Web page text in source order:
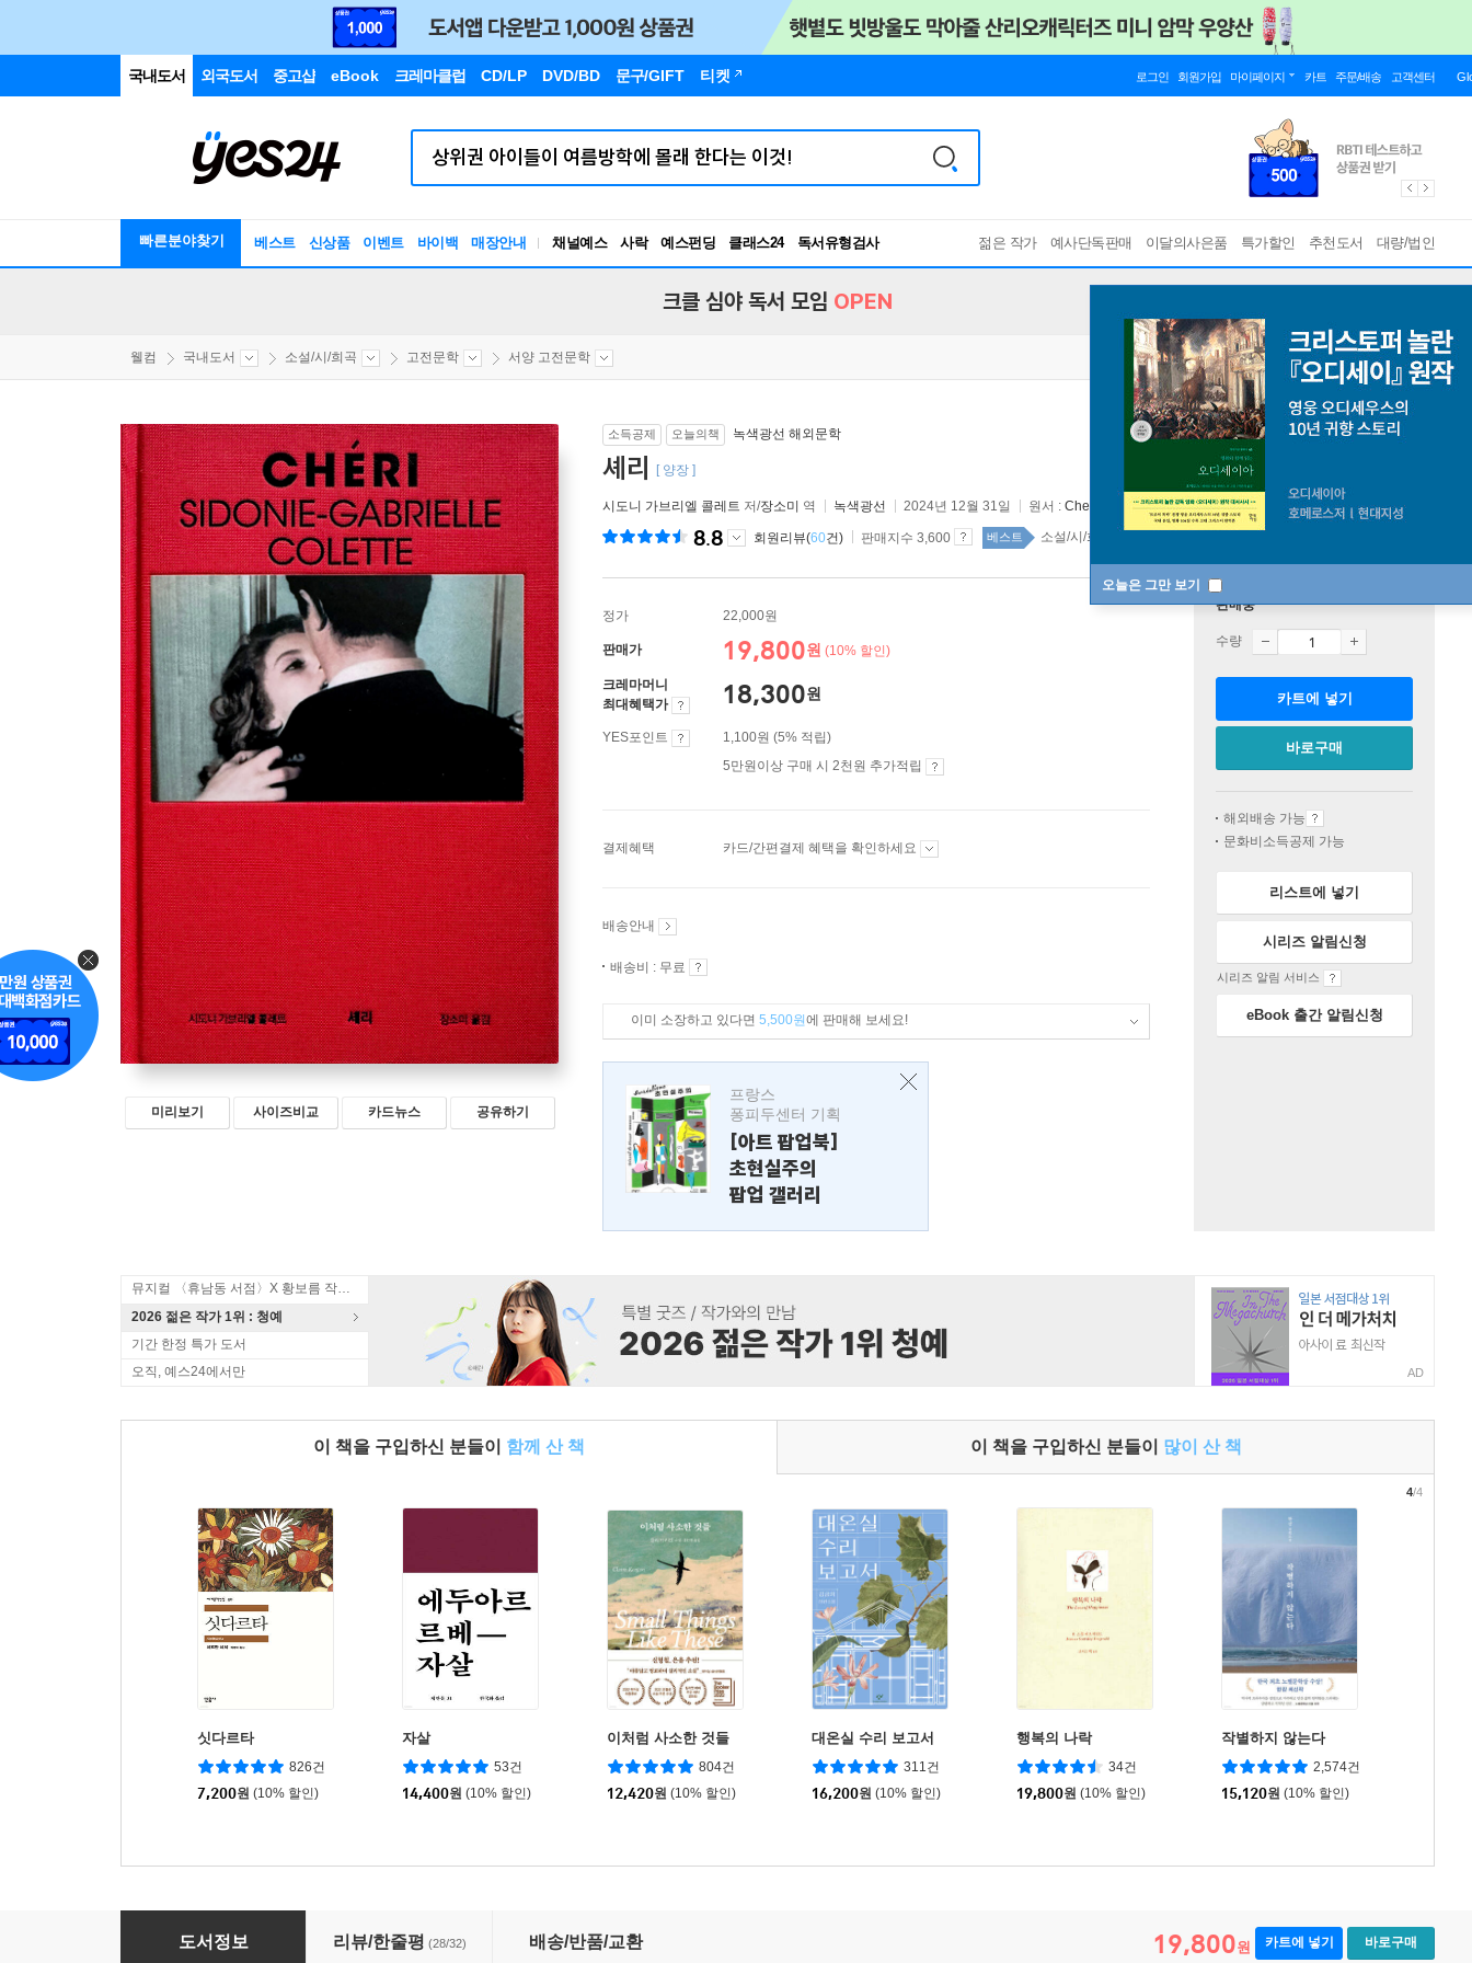
국내도서 외국도서 중고샵 eBook 크레마클럽 CD/LP DVD/BD 문구/GIFT 티켓 로그인 회원가입 마이페이지 카트 주문/배송 고객센터
빠른분야찾기 베스트 신상품 이벤트 바이백 매장안내 채널예스 사락 예스펀딩 클래스24
독서유형검사
RBTI Lab
젊은 작가 예사단독판매 이달의사은품 특가할인 추천도서 대량/법인
오늘은 그만 보기
크클 심야 독서 모임 OPEN
웰컴 국내도서 소설/시/희곡 고전문학 서양 고전문학
미리보기 사이즈비교 카드뉴스 공유하기
소득공제 오늘의책 녹색광선 해외문학
셰리 [ 양장 ]
시도니 가브리엘 콜레트 저/장소미 역 녹색광선 2024년 12월 31일 원서 : Cheri
8.8 회원리뷰(60건) 판매지수 3,600 베스트 소설/시/희곡 top100 6주
정가 22,000원
판매가 19,800원 (10% 할인)
크레마머니
최대혜택가
18,300원
YES포인트
1,100원 (5% 적립)
5만원이상 구매 시 2천원 추가적립
결제혜택 카드/간편결제 혜택을 확인하세요
배송안내
배송비 : 무료
이미 소장하고 있다면 5,500원에 판매해 보세요!
프랑스
퐁피두센터 기획
[아트 팝업북]
초현실주의
팝업 갤러리
판매중
수량
카트에 넣기
바로구매
해외배송 가능
문화비소득공제 가능
리스트에 넣기
시리즈 알림신청
시리즈 알림 서비스
eBook 출간 알림신청
뮤지컬 〈휴남동 서점〉X 황보름 작가 북토크
2026 젊은 작가 1위 : 청예
기간 한정 특가 도서
오직, 예스24에서만
AD
이 책을 구입하신 분들이 함께 산 책 이 책을 구입하신 분들이 많이 산 책
싯다르타
826건
7,200원 (10% 할인)
자살
53건
14,400원 (10% 할인)
이처럼 사소한 것들
804건
12,420원 (10% 할인)
대온실 수리 보고서
311건
16,200원 (10% 할인)
행복의 나락
34건
19,800원 (10% 할인)
작별하지 않는다
2,574건
15,120원 (10% 할인)
4/4
도서정보 리뷰/한줄평 (28/32) 배송/반품/교환 19,800원 카트에 넣기 바로구매